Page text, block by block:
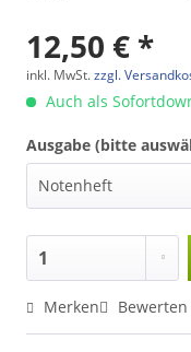
12,50 € *
inkl. MwSt.zzgl.
Auch als
Ausgabe (bitte
Merken Bewerten